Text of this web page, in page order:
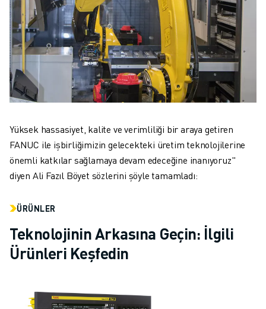
Yüksek hassasiyet, kalite ve verimliliği bir araya getiren
FANUC ile işbirliğimizin gelecekteki üretim teknolojilerine
önemli katkılar sağlamaya devam edeceğine inanıyoruz"
diyen Ali Fazıl Böyet sözlerini şöyle tamamladı:
ÜRÜNLER
Teknolojinin Arkasına Geçin: İlgili
Ürünleri Keşfedin